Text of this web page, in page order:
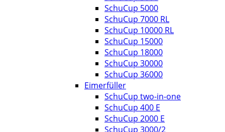
SchuCup 5000
SchuCup 7000 RL
SchuCup 10000 RL
SchuCup 15000
SchuCup 18000
SchuCup 30000
SchuCup 36000
Eimerfüller
SchuCup two-in-one
SchuCup 400 E
SchuCup 2000 E
SchuCup 3000/2